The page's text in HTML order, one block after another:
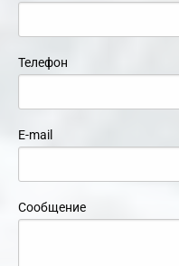
Телефон
E-mail
Сообщение